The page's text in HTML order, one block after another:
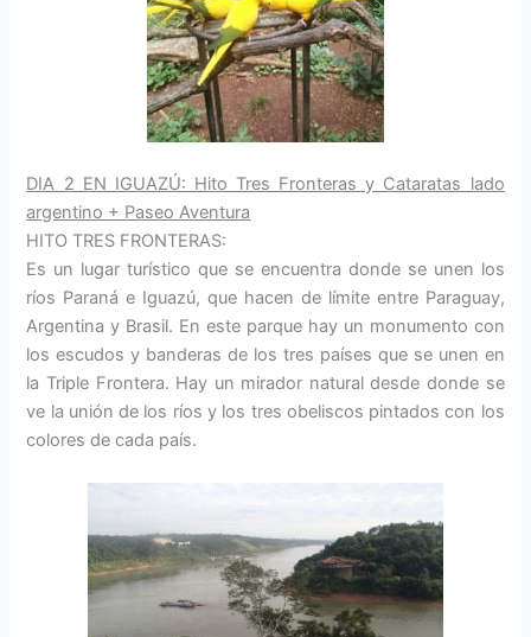
DIA 2 EN IGUAZÚ: Hito Tres Fronteras y Cataratas lado
argentino + Paseo Aventura
HITO TRES FRONTERAS:
Es un lugar turístico que se encuentra donde se unen los
ríos Paraná e Iguazú, que hacen de límite entre Paraguay,
Argentina y Brasil. En este parque hay un monumento con
los escudos y banderas de los tres países que se unen en
la Triple Frontera. Hay un mirador natural desde donde se
ve la unión de los ríos y los tres obeliscos pintados con los
colores de cada país.